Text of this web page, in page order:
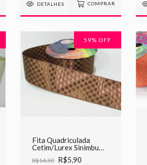
DETALHES COMPRAR
59% OFF
Fita Quadriculada
Cetim/Lurex Sinimbu
R$14,30 R$5,90